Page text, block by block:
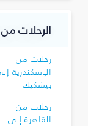
الرحلات
رحلات من
الإسكندرية
بيشكيك
رحلات من
القاهرة إلى